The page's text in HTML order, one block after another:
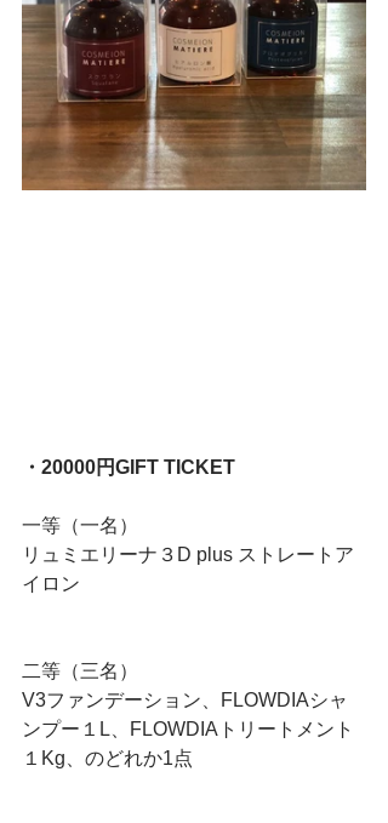
・20000円GIFT TICKET
一等（一名）
リュミエリーナ３D plus ストレートア
イロン
二等（三名）
V3ファンデーション、FLOWDIAシャ
ンプー１L、FLOWDIAトリートメント
１Kg、のどれか1点